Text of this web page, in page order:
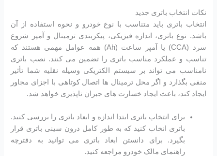
نکات انتخاب باتری جدید
انتخاب باتری باید متناسب با نوع خودرو و نحوه استفاده از آن
باشد. نوع باتری، اندازه فیزیکی، پیکربندی ترمینال و آمپر شروع
سرد (CCA) یا آمپر ساعت (Ah) همه عوامل مهمی هستند که
تناسب و عملکرد مناسب باتری را تضمین می کنند. نصب باتری
نامناسب می تواند بر سیستم الکتریکی وسیله نقلیه شما تأثیر
منفی بگذارد و اگر محل ترمینال ها اتصال کوتاهی با اجزای مجاور
ایجاد کند، باعث ایجاد خسارت های جبران ناپذیری خواهد شد.
برای انتخاب باتری ابتدا اندازه و ابعاد باتری را بررسی کنید.
باتری انخاب کنید که به طور کامل درون سینی باتری قرار
بگیرد. برای دانستن ابعاد باتری می توانید به دفترچه
راهنمای مالک خودرو مراجعه کنید.